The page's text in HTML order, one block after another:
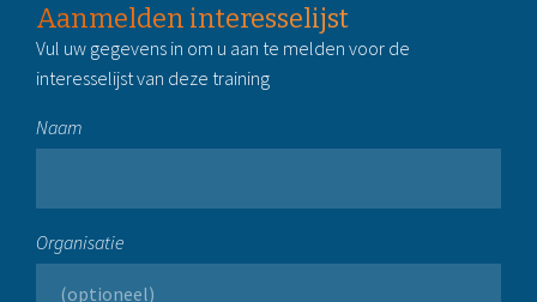
Aanmelden interesselijst
Vul uw gegevens in om u aan te melden voor de
interesselijst van deze training
Naam
Organisatie